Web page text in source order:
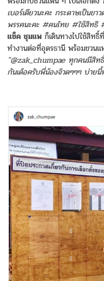
เบอร์เดียวนะคะ กระดาษเป็นขา
พรรคนะคะ #คนไทย #ใช้สิท
แซ็ค ชุมแพ ก็เดินทางไปใช้สิท
ทำงานต่อที่อุดรธานี พร้อมชวนแ
"@zak_chumpae ทุกคนมีสิท
กันเด้อครับพี่น้องจ๊วดๆๆๆ บ่าย